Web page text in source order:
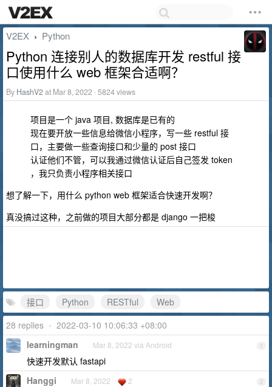
V2EX › Python
Python 连接别人的数据库开发 restful 接
口使用什么 web 框架合适啊？
By HashV2at Mar 8, 2022 · 5824 views
项目是一个 java 项目, 数据库是已有的
现在要开放一些信息给微信小程序，写一些 restful 接
口，主要做一些查询接口和少量的 post 接口
认证他们不管，可以我通过微信认证后自己签发 token
，我只负责小程序相关接口
想了解一下，用什么 python web 框架适合快速开发啊？
真没搞过这种，之前做的项目大部分都是 django 一把梭
接口 Python RESTful
Web
28 replies • 2022-03-10 10:06:33 +08:00
1
learningman Mar 8, 2022 via Android
快速开发默认 fastapi
2
Hanggi Mar 8, 2022 2